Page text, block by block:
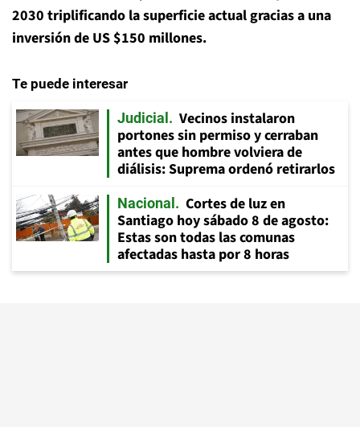
2030 triplificando la superficie actual gracias a una
inversión de US $150 millones.
Te puede interesar
Judicial
Vecinos instalaron
portones sin permiso y cerraban
antes que hombre volviera de
diálisis: Suprema ordenó retirarlos
Nacional
Cortes de luz en
Santiago hoy sábado 8 de agosto:
Estas son todas las comunas
afectadas hasta por 8 horas